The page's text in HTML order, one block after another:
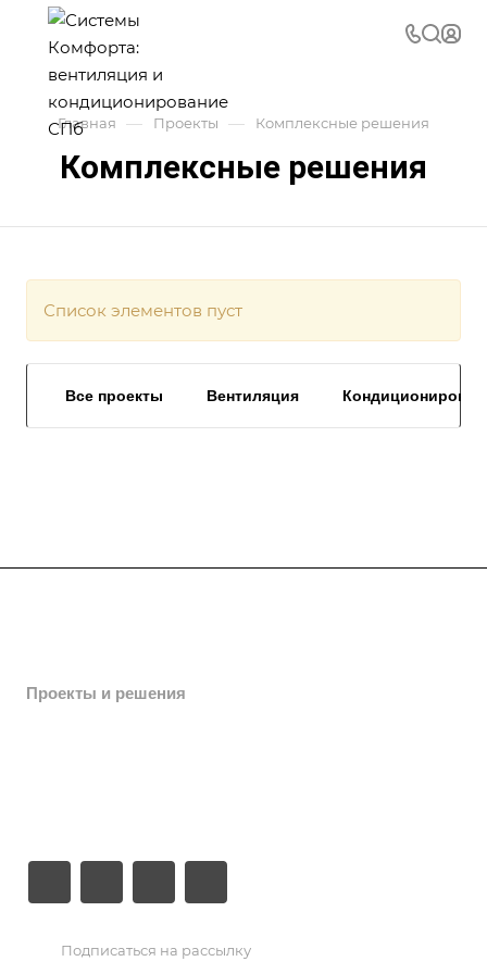
Главная — Проекты — Комплексные решения
Комплексные решения
Список элементов пуст
Все проекты Вентиляция
Проекты и решения
Подписаться на рассылку